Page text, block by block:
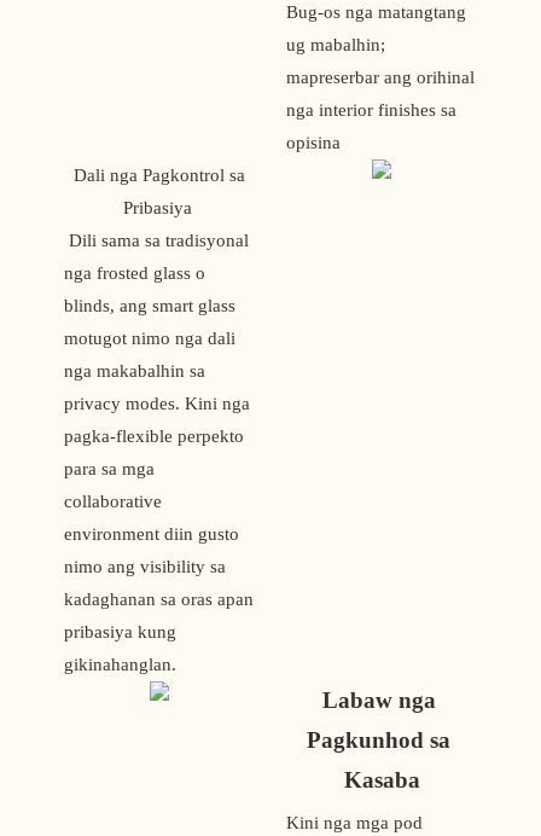
Bug-os nga matangtang
ug mabalhin;
mapreserbar ang orihinal
nga interior finishes sa
opisina
Pribasiya
Dili sama sa tradisyonal
nga frosted glass o
blinds, ang smart glass
motugot nimo nga dali
nga makabalhin sa
privacy modes. Kini nga
pagka-flexible perpekto
para sa mga
collaborative
environment diin gusto
nimo ang visibility sa
kadaghanan sa oras apan
pribasiya kung
gikinahanglan.
Labaw nga
Pagkunhod sa
Kasaba
Kini nga mga pod